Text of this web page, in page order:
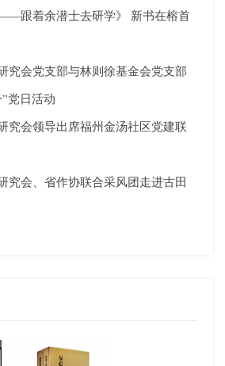
跟着余潜士去研学》 新书在榕首
究会党支部与林则徐基金会党支部
党日活动
究会领导出席福州金汤社区党建联
究会、省作协联合采风团走进古田